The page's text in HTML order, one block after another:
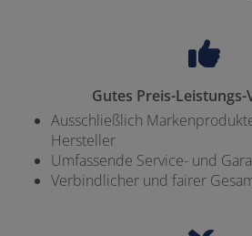
Gutes Preis-
Ausschließlich
Hersteller
Umfassende Service- und
Verbindlicher und fairer